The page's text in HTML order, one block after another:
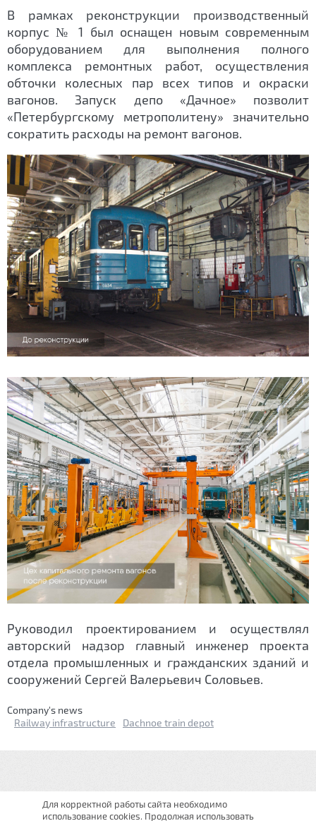
В рамках реконструкции производственный
корпус № 1 был оснащен новым современным
оборудованием для выполнения полного
комплекса ремонтных работ, осуществления
обточки колесных пар всех типов и окраски
вагонов. Запуск депо «Дачное» позволит
«Петербургскому метрополитену» значительно
сократить расходы на ремонт вагонов.
Руководил проектированием и осуществлял
авторский надзор главный инженер проекта
отдела промышленных и гражданских зданий и
сооружений Сергей Валерьевич Соловьев.
Сompany's news
Railway infrastructure
Dachnoe train depot
Для корректной работы сайта необходимо
использование cookies. Продолжая использовать